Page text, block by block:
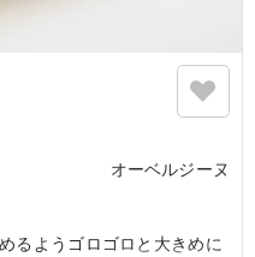
オーベルジーヌ
るようゴロゴロと大きめに